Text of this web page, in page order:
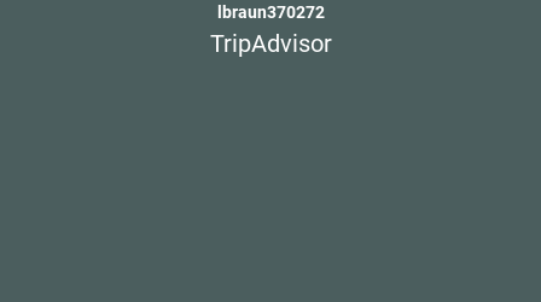
lbraun370272
TripAdvisor